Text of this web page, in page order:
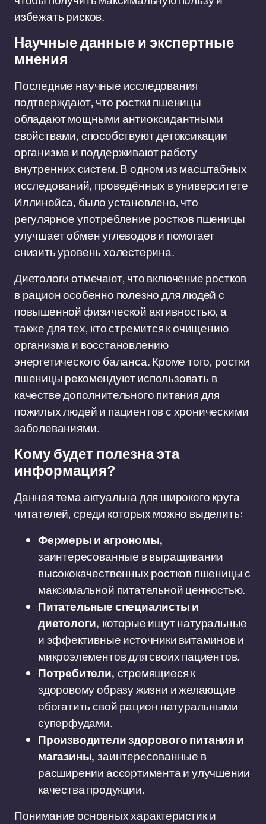
избежать рисков.
Научные данные и экспертные
мнения
Последние научные исследования
подтверждают, что ростки пшеницы
обладают мощными антиоксидантными
свойствами, способствуют детоксикации
организма и поддерживают работу
внутренних систем. В одном из масштабных
исследований, проведённых в университете
Иллинойса, было установлено, что
регулярное употребление ростков пшеницы
улучшает обмен углеводов и помогает
снизить уровень холестерина.
Диетологи отмечают, что включение ростков
в рацион особенно полезно для людей с
повышенной физической активностью, а
также для тех, кто стремится к очищению
организма и восстановлению
энергетического баланса. Кроме того, ростки
пшеницы рекомендуют использовать в
качестве дополнительного питания для
пожилых людей и пациентов с хроническими
заболеваниями.
Кому будет полезна эта
информация?
Данная тема актуальна для широкого круга
читателей, среди которых можно выделить:
Фермеры и агрономы,
заинтересованные в выращивании
высококачественных ростков пшеницы с
максимальной питательной ценностью.
Питательные специалисты и
диетологи, которые ищут натуральные
и эффективные источники витаминов и
микроэлементов для своих пациентов.
Потребители, стремящиеся к
здоровому образу жизни и желающие
обогатить свой рацион натуральными
суперфудами.
Производители здорового питания и
магазины, заинтересованные в
расширении ассортимента и улучшении
качества продукции.
Понимание основных характеристик и